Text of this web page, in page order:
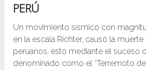
PERÚ
Un movimiento sísmico con
en la escala Richter, causó la
peruanos, esto mediante el suceso
denominado como el “Terremoto